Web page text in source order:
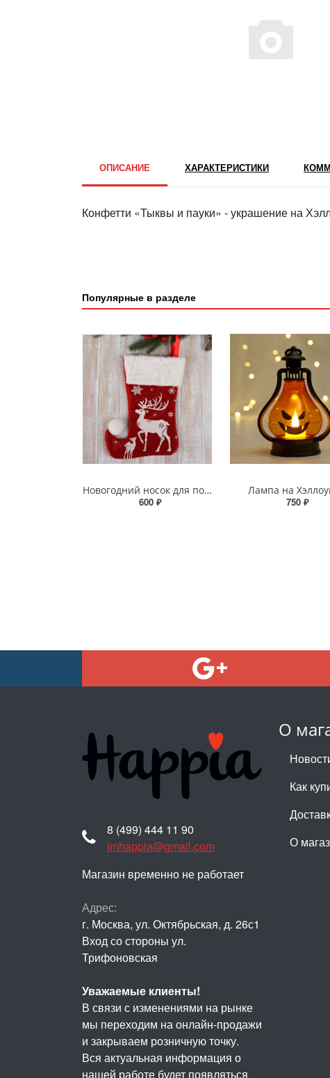
ОПИСАНИЕ ХАРАКТЕРИСТИКИ
Конфетти «Тыквы и пауки» - украшение на
Популярные в разделе
Новогодний носок для подарков с оленем
600 ₽
Лампа на
750 ₽
О
Как
О
8 (499) 444 11 90
imhappia@gmail.com
Магазин временно не работает
Адрес:
г. Москва, ул. Октябрьская, д. 26с1
Вход со стороны ул.
Трифоновская
Уважаемые клиенты!
В связи с изменениями на рынке
мы переходим на онлайн-продажи
и закрываем розничную точку.
Вся актуальная информация о
нашей работе будет появляться